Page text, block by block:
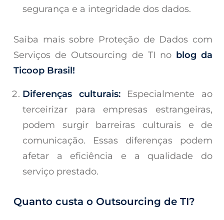
segurança e a integridade dos dados.
Saiba mais sobre Proteção de Dados com
Serviços de Outsourcing de TI no blog da
Ticoop Brasil!
Diferenças culturais:Especialmente ao
terceirizar para empresas estrangeiras,
podem surgir barreiras culturais e de
comunicação. Essas diferenças podem
afetar a eficiência e a qualidade do
serviço prestado.
Quanto custa o Outsourcing de TI?